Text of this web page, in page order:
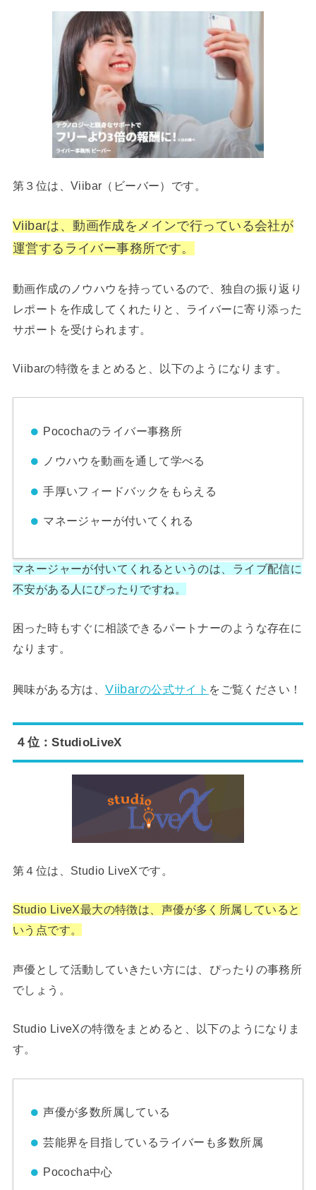
第３位は、Viibar（ビーバー）です。
Viibarは、動画作成をメインで行っている会社が
運営するライバー事務所です。
動画作成のノウハウを持っているので、独自の振り返り
レポートを作成してくれたりと、ライバーに寄り添った
サポートを受けられます。
Viibarの特徴をまとめると、以下のようになります。
Pocochaのライバー事務所
ノウハウを動画を通して学べる
手厚いフィードバックをもらえる
マネージャーが付いてくれる
マネージャーが付いてくれるというのは、ライブ配信に
不安がある人にぴったりですね。
困った時もすぐに相談できるパートナーのような存在に
なります。
興味がある方は、Viibarの公式サイト をご覧ください！
４位：StudioLiveX
第４位は、Studio LiveXです。
Studio LiveX最大の特徴は、声優が多く所属していると
いう点です。
声優として活動していきたい方には、ぴったりの事務所
でしょう。
Studio LiveXの特徴をまとめると、以下のようになりま
す。
声優が多数所属している
芸能界を目指しているライバーも多数所属
Pococha中心